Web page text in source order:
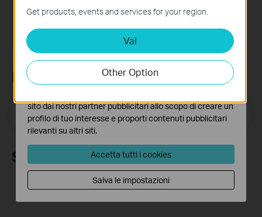
Iscriviti alla newsletter
Indirizzo email Iscriviti
Seguici
Get products, events and services for your region.
Vai
Other Option
funzionamento del sito e non possono essere disattivati
nel tuo sistema.
Analytics e Marketing Cookies
I cookies analitici ci permettono di analizzare le tue
attività sul nostro sito allo scopo di migliorarne le
funzionalità.
sito dai nostri partner pubblicitari allo scopo di creare un
profilo di tuo interesse e proporti contenuti pubblicitari
rilevanti su altri siti.
Accetta tutti i cookies
Salva le impostazioni